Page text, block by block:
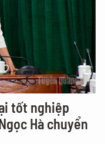
tốt nghiệp
Hà chuyển